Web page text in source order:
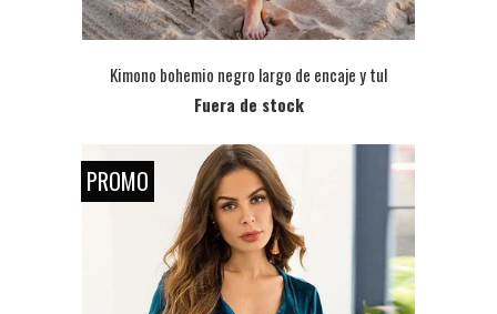
Kimono bohemio negro largo de encaje y tul
Fuera de stock
PROMO